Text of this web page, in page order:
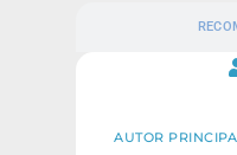
AUTOR